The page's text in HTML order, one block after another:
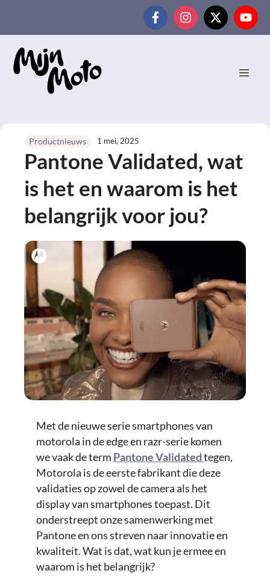
de
inhoud
Productnieuws 1 mei, 2025
Pantone Validated, wat
is het en waarom is het
belangrijk voor jou?
Met de nieuwe serie smartphones van
motorola in de edge en razr-serie komen
we vaak de term Pantone Validatedtegen,
Motorola is de eerste fabrikant die deze
validaties op zowel de camera als het
display van smartphones toepast. Dit
onderstreept onze samenwerking met
Pantone en ons streven naar innovatie en
kwaliteit. Wat is dat, wat kun je ermee en
waarom is het belangrijk?